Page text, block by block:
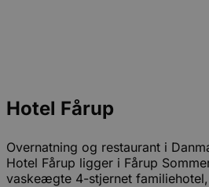
Hotel Fårup
Overnatning og restaurant i
Hotel Fårup ligger i Fårup
vaskeægte 4-stjernet